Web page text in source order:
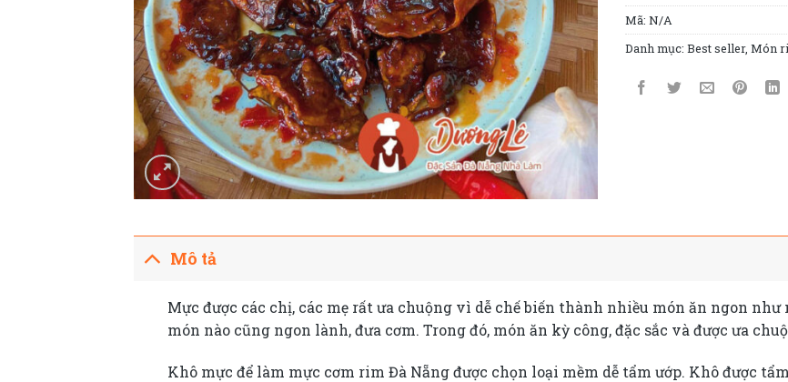
Mã: N/A
Danh mục: Best seller, Món
Mô tả
Mực được các chị, các mẹ rất ưa chuộng vì dễ chế biến thành nhiều món ăn ngon
món nào cũng ngon lành, đưa cơm. Trong đó, món ăn kỳ công, đặc sắc và được ưa
Khô mực để làm mực cơm rim Đà Nẵng được chọn loại mềm dễ tẩm ướp. Khô được